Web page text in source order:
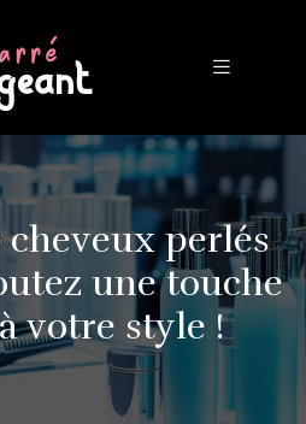
cheveux perlés
une touche
votre style !